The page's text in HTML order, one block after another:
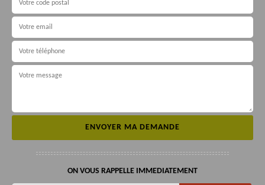
ON VOUS RAPPELLE IMMEDIATEMENT